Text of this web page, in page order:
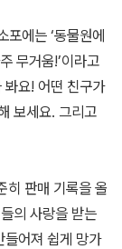
포에는 ‘동물원에
무거움!’이라고
봐요! 어떤 친구가
보세요. 그리고
히 판매 기록을 올
의 사랑을 받는
들어져 쉽게 망가